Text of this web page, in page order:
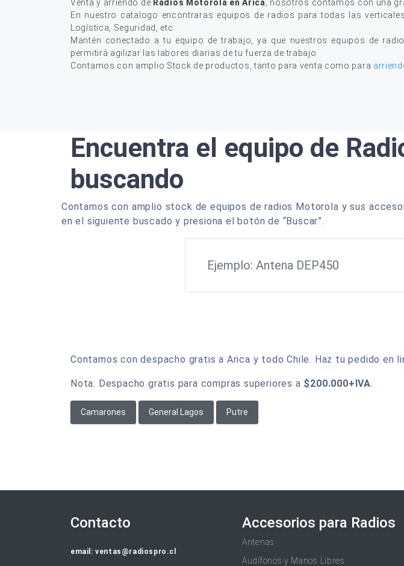
Venta y arriendo de Radios Motorola en Arica
, nosotros contamos con una
En nuestro catalogo encontraras equipos de radios para todas las
Logística, Seguridad, etc.
Mantén conectado a tu equipo de trabajo, ya que nuestros equipos de
permitirá agilizar las labores diarias de tu fuerza de trabajo.
Contamos con amplio Stock de productos, tanto para venta como para
Encuentra el equipo de
buscando
Contamos con amplio stock de equipos de radios Motorola y sus
en el siguiente buscado y presiona el botón de “Buscar”.
Contamos con despacho gratis a Arica y todo Chile. Haz tu pedido en
Nota: Despacho gratis para compras superiores a $200.000+IVA.
Camarones General Lagos Putre
Contacto
email: ventas@radiospro.cl
Accesorios para Radios
Antenas
Audífonos y Manos Libres